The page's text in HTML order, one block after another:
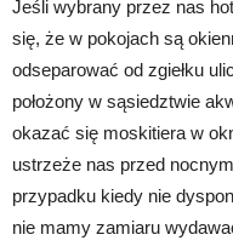
Jeśli wybrany przez nas
się, że w pokojach są
odseparować od zgiełku
położony w sąsiedztwie
okazać się moskitiera w
ustrzeże nas przed
przypadku kiedy nie
nie mamy zamiaru